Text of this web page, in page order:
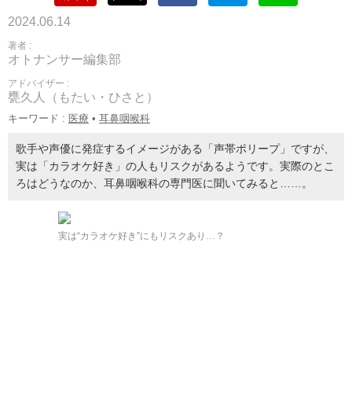
2024.06.14
著者 :
オトナンサー編集部
アドバイザー :
甕久人（もたい・ひさと）
キーワード : 医療 • 耳鼻咽喉科
歌手や声優に発症するイメージがある「声帯ポリープ」ですが、
実は「カラオケ好き」の人もリスクがあるようです。実際のとこ
ろはどうなのか、耳鼻咽喉科の専門医に聞いてみると……。
実は“カラオケ好き”にもリスクあり…？